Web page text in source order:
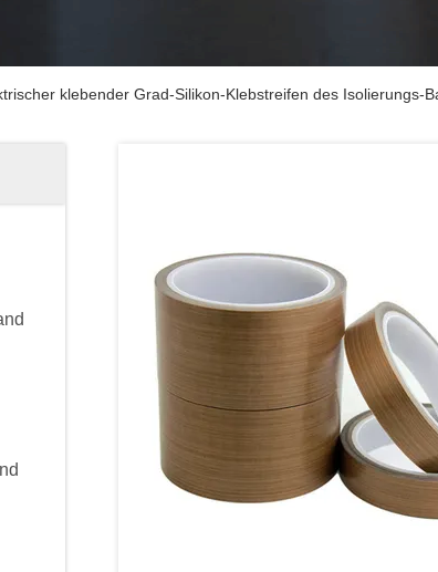
klebender Grad-Silikon-Klebstreifen des Isolierungs-